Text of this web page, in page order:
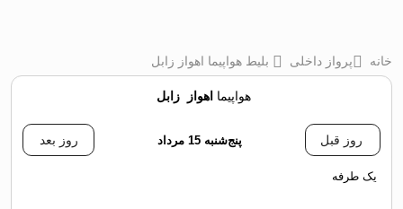
خانه پرواز داخلی بلیط هواپیما اهواز زابل
هواپیما اهواز ‌زابل
روز قبل پنج‌شنبه 15 مرداد روز بعد
یک طرفه